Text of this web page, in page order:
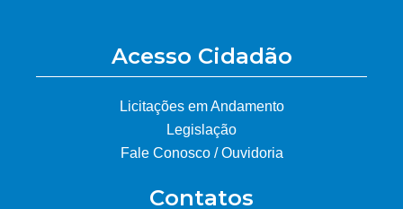
Acesso Cidadão
Licitações em Andamento
Legislação
Fale Conosco / Ouvidoria
Contatos